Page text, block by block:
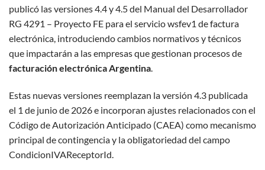
publicó las versiones 4.4 y 4.5 del Manual del Desarrollador
RG 4291 – Proyecto FE para el servicio wsfev1 de factura
electrónica, introduciendo cambios normativos y técnicos
que impactarán a las empresas que gestionan procesos de
facturación electrónica Argentina.
Estas nuevas versiones reemplazan la versión 4.3 publicada
el 1 de junio de 2026 e incorporan ajustes relacionados con el
Código de Autorización Anticipado (CAEA) como mecanismo
principal de contingencia y la obligatoriedad del campo
CondicionIVAReceptorId.